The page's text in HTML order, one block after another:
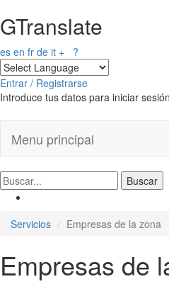
GTranslate
es en fr de it + ?
Entrar / Registrarse
Introduce tus datos para iniciar
Menu principal
Servicios Empresas de la zona
Empresas de